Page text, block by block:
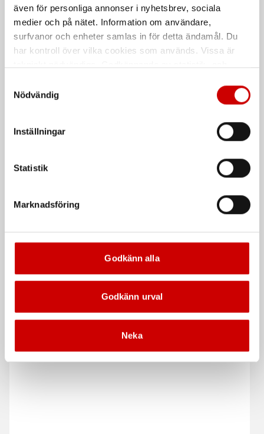
även för personliga annonser i nyhetsbrev, sociala
medier och på nätet. Information om användare,
surfvanor och enheter samlas in för detta ändamål. Du
har kontroll över vilka cookies som används. Vissa är
länder utanför EU med olika dataskyddsnormer. Genom
att godkänna samtycker du till sådana överföringar. Läs
Nödvändig
Inställningar
Statistik
Marknadsföring
Godkänn alla
Godkänn urval
Neka
Polerpad Microfiber